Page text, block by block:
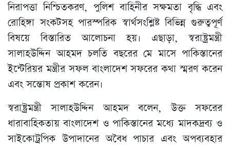
নিরাপত্তা নিশ্চিতকরণ, পুলিশ বাহিনীর সক্ষমতা বৃদ্ধি এবং
রোহিঙ্গা সংকটসহ পারস্পরিক স্বার্থসংশ্লিষ্ট বিভিন্ন গুরুত্বপূর্ণ
বিষয়ে বিস্তারিত আলোচনা হয়। এছাড়া, স্বরাষ্ট্রমন্ত্রী
সালাহউদ্দিন আহমদ চলতি বছরের মে মাসে পাকিস্তানের
ইন্টেরিয়র মন্ত্রীর সফল বাংলাদেশ সফরের কথা স্মরণ করেন
এবং সন্তোষ প্রকাশ করেন।
স্বরাষ্ট্রমন্ত্রী সালাহউদ্দিন আহমদ বলেন, উক্ত সফরের
ধারাবাহিকতায় বাংলাদেশ ও পাকিস্তানের মধ্যে মাদকদ্রব্য ও
সাইকোট্রপিক উপাদানের অবৈধ পাচার এবং অপব্যবহার